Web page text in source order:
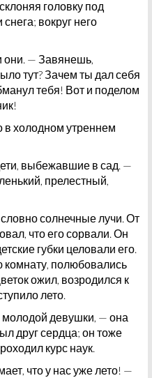
головку под
вокруг него
— Завянешь,
тут? Зачем ты дал себя
тебя! Вот и поделом
холодном утреннем
выбежавшие в сад. —
прелестный,
солнечные лучи. От
что его сорвали. Он
губки целовали его.
комнату, полюбовались
ожил, возродился к
лето.
молодой девушки, — она
друг сердца; он тоже
курс наук.
что у нас уже лето! —